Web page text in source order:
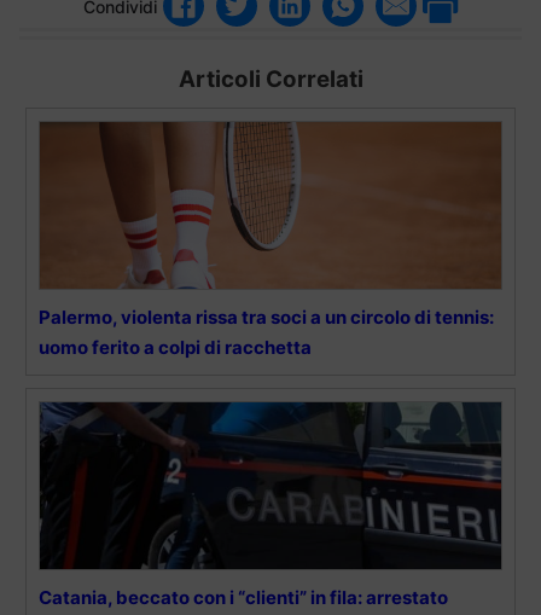
Condividi
Articoli Correlati
Palermo, violenta rissa tra soci a un circolo di tennis:
uomo ferito a colpi di racchetta
Catania, beccato con i “clienti” in fila: arrestato